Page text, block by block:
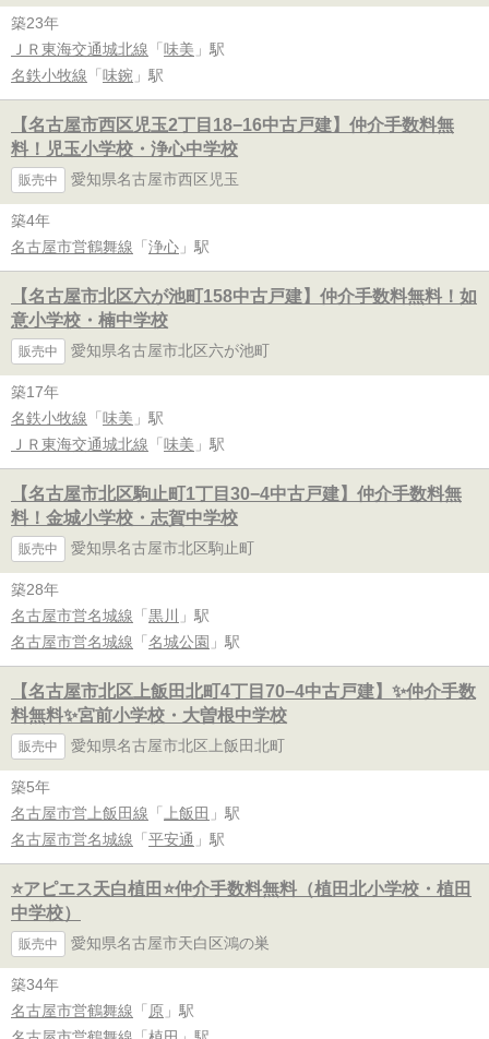
築23年
ＪＲ東海交通城北線 「 味美 」駅
名鉄小牧線 「 味鋺 」駅
【名古屋市西区児玉2丁目18−16中古戸建】仲介手数料無
料！児玉小学校・浄心中学校
販売中 愛知県名古屋市西区児玉
築4年
名古屋市営鶴舞線 「 浄心 」駅
【名古屋市北区六が池町158中古戸建】仲介手数料無料！如
意小学校・楠中学校
販売中 愛知県名古屋市北区六が池町
築17年
名鉄小牧線 「 味美 」駅
ＪＲ東海交通城北線 「 味美 」駅
【名古屋市北区駒止町1丁目30−4中古戸建】仲介手数料無
料！金城小学校・志賀中学校
販売中 愛知県名古屋市北区駒止町
築28年
名古屋市営名城線 「 黒川
」駅
名古屋市営名城線 「 名城公園 」駅
【名古屋市北区上飯田北町4丁目70−4中古戸建】✨️仲介手数
料無料✨️宮前小学校・大曽根中学校
販売中 愛知県名古屋市北区上飯田北町
築5年
名古屋市営上飯田線 「 上飯田 」駅
名古屋市営名城線 「 平安通 」駅
⭐アピエス天白植田⭐仲介手数料無料（植田北小学校・植田
中学校）
販売中 愛知県名古屋市天白区鴻の巣
築34年
名古屋市営鶴舞線 「 原 」駅